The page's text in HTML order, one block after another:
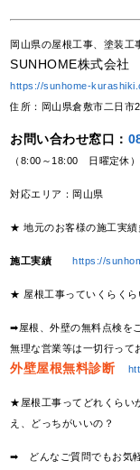
岡山県の屋根工事、塗装工
SUNHOME株式会社
https://sunhome-
住所：岡山県倉敷市二日市
お問い合わせ窓口：
（8:00～18:00 日曜定休）
対応エリア：岡山県
★ 地元のお客様の施工実績
施工実績 https://
★ 屋根工事っていくらくら
➡屋根、外壁の無料点検を
無理な営業等は一切行って
外壁屋根無料診断
★屋根工事ってどれくらい
え、どっちがいいの？
➡ どんなご質問でもお気